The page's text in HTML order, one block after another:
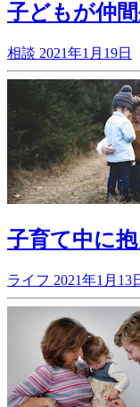
子どもが仲
相談 2021年1月19日
子育て中に
ライフ 2021年1月13